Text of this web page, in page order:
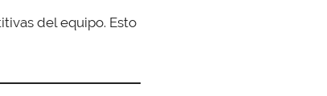
del equipo. Esto